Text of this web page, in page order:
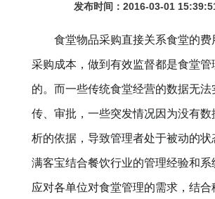
发布时间：2016-03-01
食堂物品采购直接关系食堂的费
采购成本，做到有效监督都是食堂管
的。而一些传统食堂经营的数据无法
传、审批，一些突发情况因为没有数
析的依据，导致管理者处于被动的状
满客宝结合餐饮行业的管理经验和系
应对各单位对食堂管理的需求，结合